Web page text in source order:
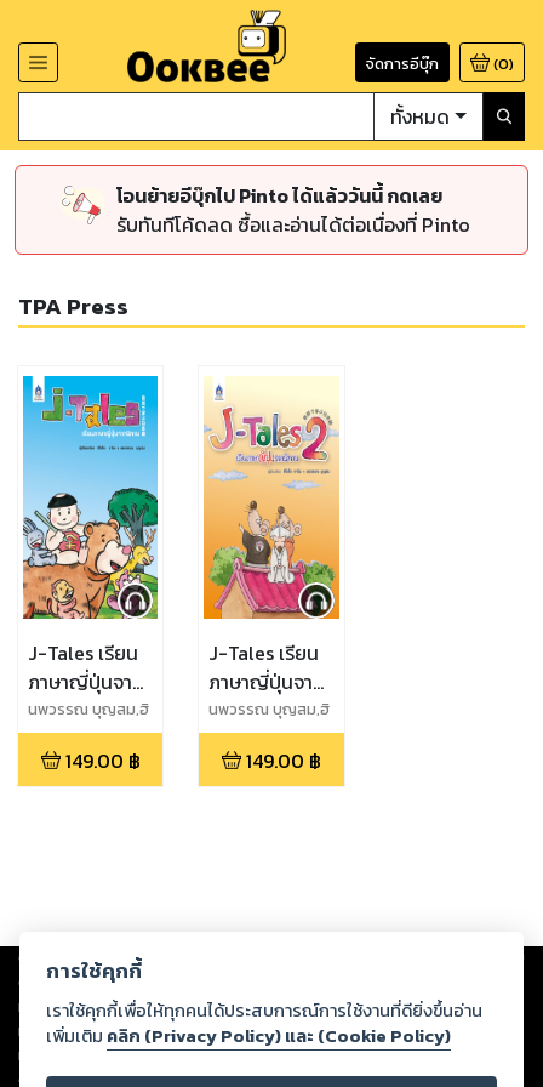
จัดการอีบุ๊ก (0)
ทั้งหมด
โอนย้ายอีบุ๊กไป Pinto ได้แล้ววันนี้ กดเลย
รับทันทีโค้ดลด ซื้อและอ่านได้ต่อเนื่องที่ Pinto
TPA Press
J-Tales เรียน
ภาษาญี่ปุ่นจาก
นิทาน (มีไฟล์
เสียง) (หนังสือ
เสียง)
นพวรรณ บุญสม,ฮิ
โรโกะ ซาโนะ
149.00 ฿
J-Tales เรียน
ภาษาญี่ปุ่นจาก
นิทาน 2 (มีไฟล์
เสียง) (หนังสือ
เสียง)
นพวรรณ บุญสม,ฮิ
โรโกะ ซาโนะ
149.00 ฿
Copyright © 2026
ต่อผลงานหรือเนื้อหาใดที่อัปโหลดผ่านเว็บไซต์และปรากฏว่าละเมิดสิทธิใน
ทรัพย์สินทางปัญญาของบุคคลอื่นหรือขัดต่อกฎหมายและศีลธรรม ดังนั้น ผู้อ่าน
ทุกท่านโปรดใช้วิจารณญาณในการกลั่นกรองด้วยตนเอง และหากท่านพบว่าส่วน
หนึ่งส่วนใดขัดต่อกฎหมายและศีลธรรม กรุณาแจ้งมายังบริษัท เพื่อทีมงานจะได้
ดำเนินการในทันที ทั้งนี้ ทางสตอรี่ล็อกขอสงวนลิขสิทธิ์ตามพระราชบัญญัติ
การใช้คุกกี้
เราใช้คุกกี้เพื่อให้ทุกคนได้ประสบการณ์การใช้งานที่ดียิ่งขึ้นอ่าน
เพิ่มเติม คลิก (Privacy Policy) และ (Cookie Policy)